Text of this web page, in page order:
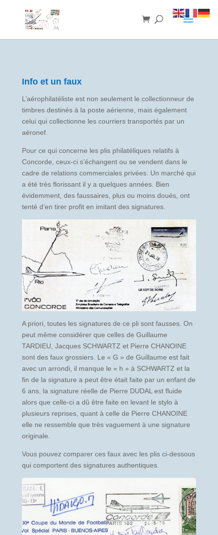
Info et un faux
L’aérophilatéliste est non seulement le collectionneur de
timbres destinés à la poste aérienne, mais également
celui qui collectionne les courriers transportés par un
aéronef.
Pour ce qui concerne les plis philatéliques relatifs à
Concorde, ceux-ci s’échangent ou se vendent dans le
cadre de relations commerciales privées. Un marché qui
a été très florissant il y a quelques années. Bien
évidemment, des faussaires, plus ou moins doués, ont
tenté d’en tirer profit en imitant des signatures.
A priori, toutes les signatures de ce pli sont fausses. On
peut même considérer que celles de Guillaume
TARDIEU, Jacques SCHWARTZ et Pierre CHANOINE
sont des faux grossiers. Le « G » de Guillaume est fait
avec un arrondi, il manque le « h » à SCHWARTZ et la
fin de la signature a peut être était faite par un enfant de
6 ans, la signature réelle de Pierre DUDAL est fluide
alors que celle-ci a dû être faite en levant le stylo à
plusieurs reprises, quant à celle de Pierre CHANOINE
elle ne ressemble que très vaguement à une signature
originale.
Vous pouvez comparer ces faux avec les plis ci-dessous
qui comportent des signatures authentiques.